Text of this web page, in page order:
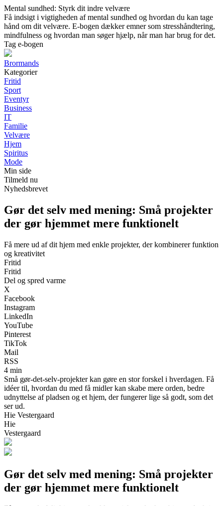
Mental sundhed: Styrk dit indre velvære
Få indsigt i vigtigheden af mental sundhed og hvordan du kan tage
hånd om dit velvære. E-bogen dækker emner som stresshåndtering,
mindfulness og hvordan man søger hjælp, når man har brug for det.
Tag e-bogen
Brormands
Kategorier
Fritid
Sport
Eventyr
Business
IT
Familie
Velvære
Hjem
Spiritus
Mode
Min side
Tilmeld nu
Nyhedsbrevet
Gør det selv med mening: Små projekter
der gør hjemmet mere funktionelt
Få mere ud af dit hjem med enkle projekter, der kombinerer funktion
og kreativitet
Fritid
Fritid
Del og spred varme
X
Facebook
Instagram
LinkedIn
YouTube
Pinterest
TikTok
Mail
RSS
4 min
Små gør-det-selv-projekter kan gøre en stor forskel i hverdagen. Få
idéer til, hvordan du med få midler kan skabe mere orden, bedre
udnyttelse af pladsen og et hjem, der fungerer lige så godt, som det
ser ud.
Hie Vestergaard
Hie
Vestergaard
Gør det selv med mening: Små projekter
der gør hjemmet mere funktionelt